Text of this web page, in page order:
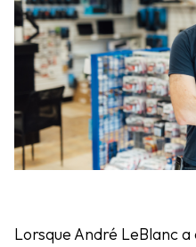
Lorsque André LeBlanc